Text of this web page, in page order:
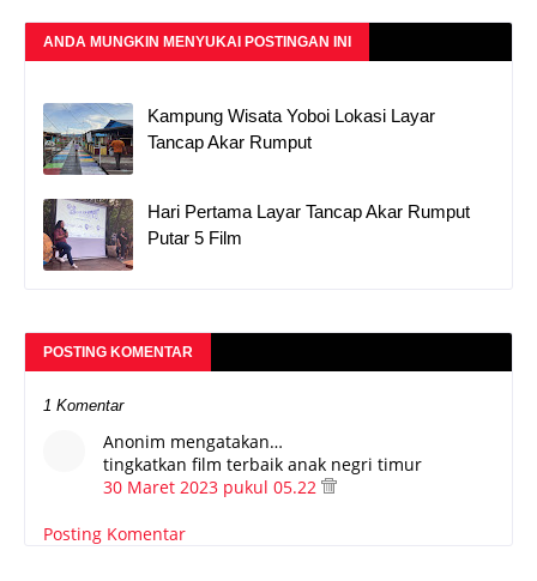
ANDA MUNGKIN MENYUKAI POSTINGAN INI
Kampung Wisata Yoboi Lokasi Layar
Tancap Akar Rumput
Hari Pertama Layar Tancap Akar Rumput
Putar 5 Film
POSTING KOMENTAR
1 Komentar
Anonim mengatakan…
tingkatkan film terbaik anak negri timur
30 Maret 2023 pukul 05.22
Posting Komentar